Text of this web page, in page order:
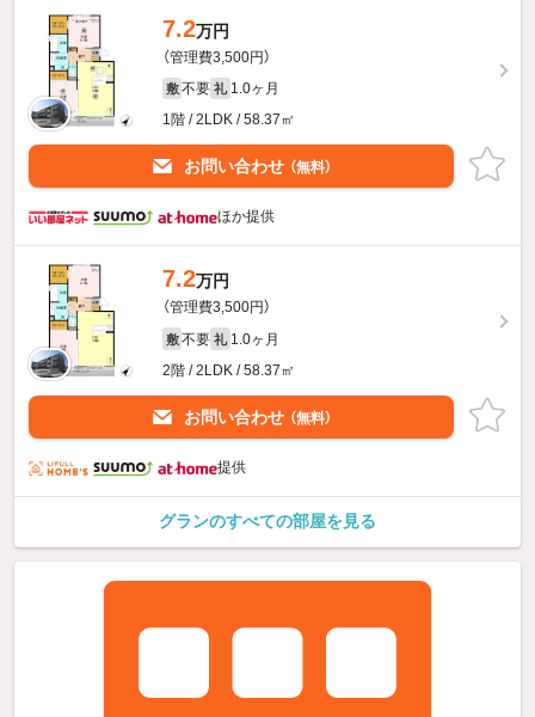
7.2万円
（管理費3,500円）
敷 不要 礼 1.0ヶ月
1階 / 2LDK / 58.37㎡
お問い合わせ （無料）
ほか提供
7.2万円
（管理費3,500円）
敷 不要 礼 1.0ヶ月
2階 / 2LDK / 58.37㎡
お問い合わせ （無料）
提供
グランのすべての部屋を見る